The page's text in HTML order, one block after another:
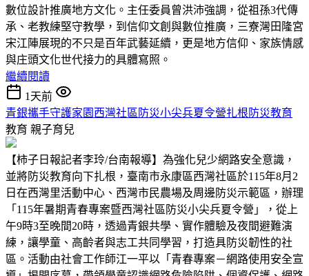
數位設計推廣地方文化。主任委員曾洪沛強調，從祖孫3代傳
承、老教練堅守教學，到信仰文創與數位推廣，三寮灣田隆宮
宋江陣展現的不只是百年武藝延續，更是地方信仰、家族情感
與庄頭文化世代接力的具體寫照。
繼續閱讀
1天前
青銀攜手守護家園西灣社區防災小尖兵夏令營扎根防災教育
教育 親子育兒
【柿子日報記者李玲/台南報導】為強化兒少網路安全意識，
並將防災教育向下扎根，臺南市永康區西灣社區於115年8月2
日在西灣里活動中心、西灣市民農場及周邊防災示範區，辦理
「115年暑期青春專案暨西灣社區防災小尖兵夏令營」，從上
午9時3至晚間20時，透過青銀共學、實作體驗及夜間避難演
練，讓學童、高齡者與志工共同學習，打造具防災韌性的社
區。活動由社會工作師江一平以「青春專案－網路使用安全宣